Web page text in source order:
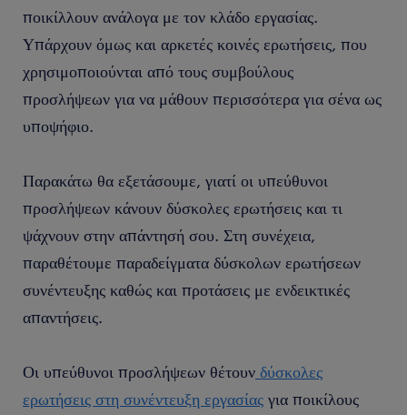
ποικίλλουν ανάλογα με τον κλάδο εργασίας.
Υπάρχουν όμως και αρκετές κοινές ερωτήσεις, που
χρησιμοποιούνται από τους συμβούλους
προσλήψεων για να μάθουν περισσότερα για σένα ως
υποψήφιο.
Παρακάτω θα εξετάσουμε, γιατί οι υπεύθυνοι
προσλήψεων κάνουν δύσκολες ερωτήσεις και τι
ψάχνουν στην απάντησή σου. Στη συνέχεια,
παραθέτουμε παραδείγματα δύσκολων ερωτήσεων
συνέντευξης καθώς και προτάσεις με ενδεικτικές
απαντήσεις.
Οι υπεύθυνοι προσλήψεων θέτουν δύσκολες
ερωτήσεις στη συνέντευξη εργασίας για ποικίλους